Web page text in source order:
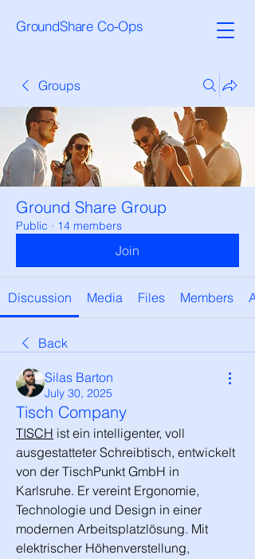
GroundShare Co-Ops
Groups
Ground Share Group
Public · 14 members
Join
Discussion Media Files Members
Back
Silas Barton
July 30, 2025
Tisch Company
TISCH ist ein intelligenter, voll
ausgestatteter Schreibtisch, entwickelt
von der TischPunkt GmbH in
Karlsruhe. Er vereint Ergonomie,
Technologie und Design in einer
modernen Arbeitsplatzlösung. Mit
elektrischer Höhenverstellung,